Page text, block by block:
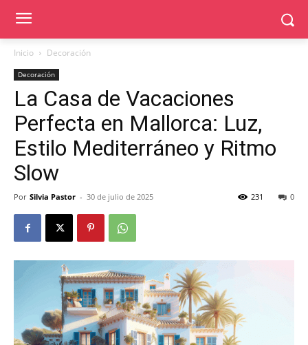
Inicio Decoración
Decoración
La Casa de Vacaciones
Perfecta en Mallorca: Luz,
Estilo Mediterráneo y Ritmo
Slow
Por Silvia Pastor - 30 de julio de 2025 0
231